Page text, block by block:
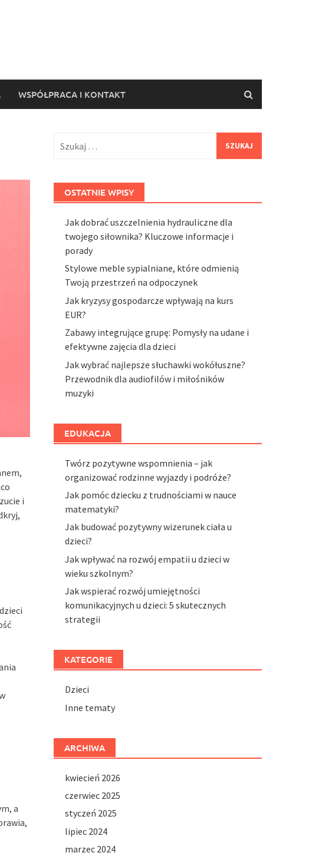
WSPÓŁPRACA I KONTAKT
i
a
OSTATNIE WPISY
Jak dobrać uszczelnienia hydrauliczne dla
twojego siłownika? Kluczowe informacje i
porady
Stylowe meble sypialniane, które odmienią
Twoją przestrzeń na odpoczynek
Jak kryzysy gospodarcze wpływają na kurs
EUR?
Zabawy integrujące grupę: Pomysły na udane i
efektywne zajęcia dla dzieci
Jak wybrać najlepsze słuchawki wokółuszne?
Przewodnik dla audiofilów i miłośników
muzyki
EDUKACJA
Twórz pozytywne wspomnienia – jak
organizować rodzinne wyjazdy i podróże?
Jak pomóc dziecku z trudnościami w nauce
matematyki?
Jak budować pozytywny wizerunek ciała u
dzieci?
Jak wpływać na rozwój empatii u dzieci w
wieku szkolnym?
Jak wspierać rozwój umiejętności
komunikacyjnych u dzieci: 5 skutecznych
strategii
KATEGORIE
Dzieci
Inne tematy
ARCHIWA
kwiecień 2026
czerwiec 2025
styczeń 2025
lipiec 2024
marzec 2024